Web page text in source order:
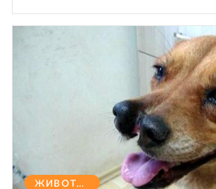
ЖИВОТНЫЕ